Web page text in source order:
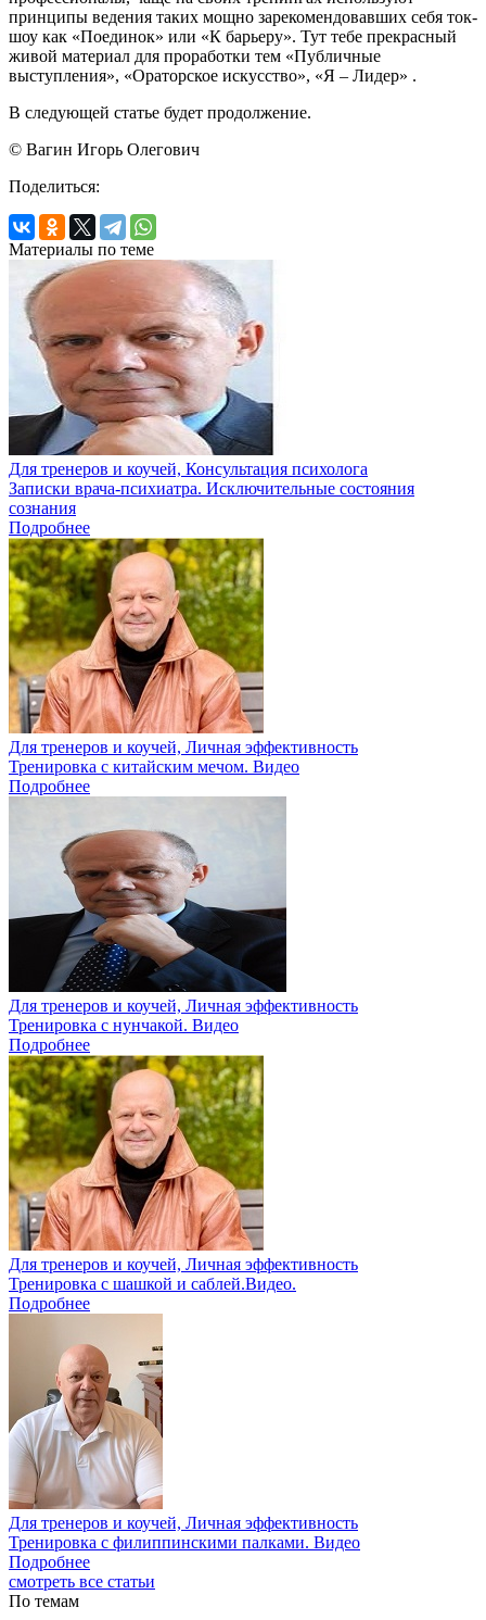
принципы ведения таких мощно зарекомендовавших себя ток-
шоу как «Поединок» или «К барьеру». Тут тебе прекрасный
живой материал для проработки тем «Публичные
выступления», «Ораторское искусство», «Я – Лидер» .
В следующей статье будет продолжение.
© Вагин Игорь Олегович
Поделиться:
Материалы по теме
Для тренеров и коучей, Консультация психолога
Записки врача-психиатра. Исключительные состояния
сознания
Подробнее
Для тренеров и коучей, Личная эффективность
Тренировка с китайским мечом. Видео
Подробнее
Для тренеров и коучей, Личная эффективность
Тренировка с нунчакой. Видео
Подробнее
Для тренеров и коучей, Личная эффективность
Тренировка с шашкой и саблей.Видео.
Подробнее
Для тренеров и коучей, Личная эффективность
Тренировка с филиппинскими палками. Видео
Подробнее
смотреть все статьи
По темам